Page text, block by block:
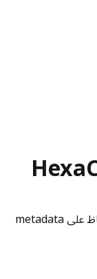
رحّل الأصول بين مزودي S3 المتوافقين مع الحفاظ على metadata